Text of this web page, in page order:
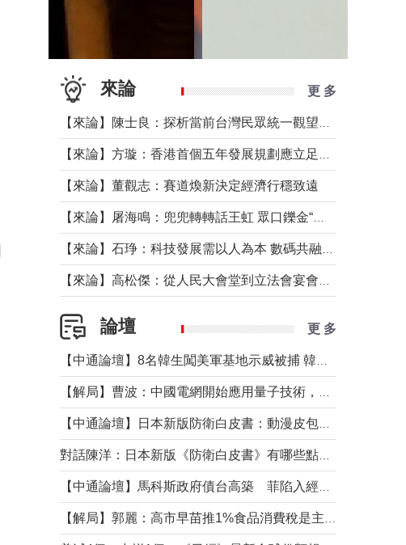
來論 更 多
【來論】董觀志：賽道煥新決定經濟行穩致遠
論壇 更 多